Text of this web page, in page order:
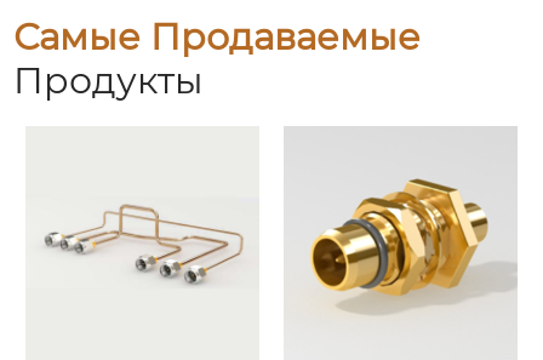
Самые Продаваемые
Продукты